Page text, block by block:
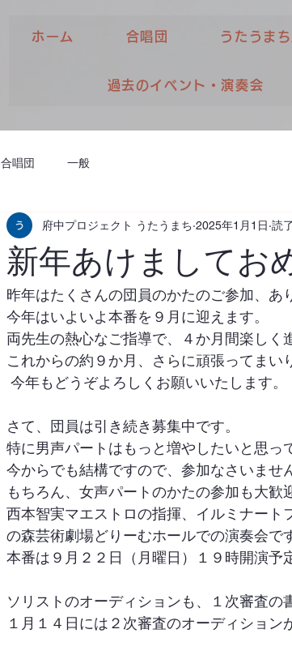
ホーム 合唱団 うたうま
過去のイベント・演奏会
合唱団 一般
新年あけましてお
府中プロジェクト うたうまち 2025年1月1日 読
昨年はたくさんの団員のかたのご参加、あ
今年はいよいよ本番を９月に迎えます。
両先生の熱心なご指導で、４か月間楽しく
これからの約９か月、さらに頑張ってまい
今年もどうぞよろしくお願いいたします。
さて、団員は引き続き募集中です。
特に男声パートはもっと増やしたいと思っ
今からでも結構ですので、参加なさいませ
もちろん、女声パートのかたの参加も大歓
西本智実マエストロの指揮、イルミナート
の森芸術劇場どりーむホールでの演奏会で
本番は９月２２日（月曜日）１９時開演予
ソリストのオーディションも、１次審査の
１月１４日には２次審査のオーディション